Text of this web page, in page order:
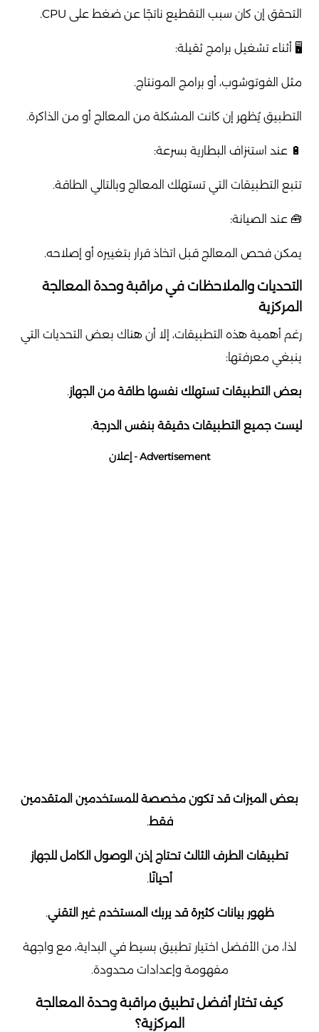
التحقق إن كان سبب التقطيع ناتجًا عن ضغط على CPU.
🖥️ أثناء تشغيل برامج ثقيلة:
مثل الفوتوشوب، أو برامج المونتاج.
التطبيق يُظهر إن كانت المشكلة من المعالج أو من الذاكرة.
🔋 عند استنزاف البطارية بسرعة:
تتبع التطبيقات التي تستهلك المعالج وبالتالي الطاقة.
🧰 عند الصيانة:
يمكن فحص المعالج قبل اتخاذ قرار بتغييره أو إصلاحه.
التحديات والملاحظات في مراقبة وحدة المعالجة
المركزية
رغم أهمية هذه التطبيقات، إلا أن هناك بعض التحديات التي
ينبغي معرفتها:
بعض التطبيقات تستهلك نفسها طاقة من الجهاز.
ليست جميع التطبيقات دقيقة بنفس الدرجة.
Advertisement - إعلان
بعض الميزات قد تكون مخصصة للمستخدمين المتقدمين
فقط.
تطبيقات الطرف الثالث تحتاج إذن الوصول الكامل للجهاز
أحيانًا.
ظهور بيانات كثيرة قد يربك المستخدم غير التقني.
لذا، من الأفضل اختيار تطبيق بسيط في البداية، مع واجهة
مفهومة وإعدادات محدودة.
كيف تختار أفضل تطبيق مراقبة وحدة المعالجة
المركزية؟